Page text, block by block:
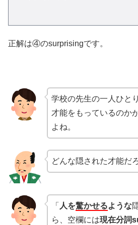
正解は④のsurprisingです。
学校の先生の一人ひと
才能をもっているのか
よね。
どんな隠された才能だ
「 人を驚かせるような
ら、空欄には現在分詞